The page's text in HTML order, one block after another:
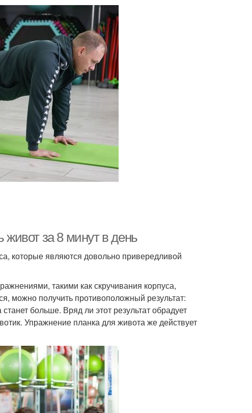
живот за 8 минут в день
которые являются довольно привередливой
такими как скручивания корпуса,
можно получить противоположный результат:
больше. Вряд ли этот результат обрадует
Упражнение планка для живота же действует